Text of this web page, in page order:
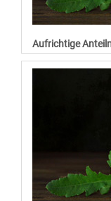
Aufrichtige